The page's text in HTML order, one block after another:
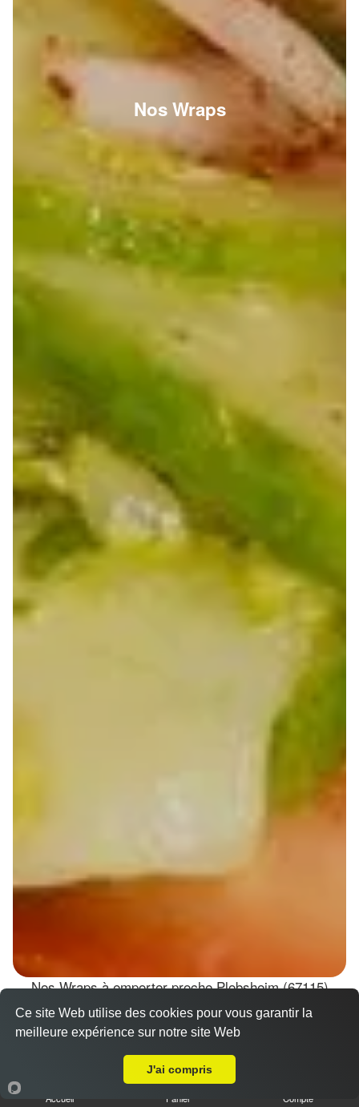
Nos Wraps
Nos Wraps à emporter proche Plobsheim (67115)
Wraps Chicken
Accueil Panier Compte
Ce site Web utilise des cookies pour vous garantir la
meilleure expérience sur notre site Web
J'ai compris